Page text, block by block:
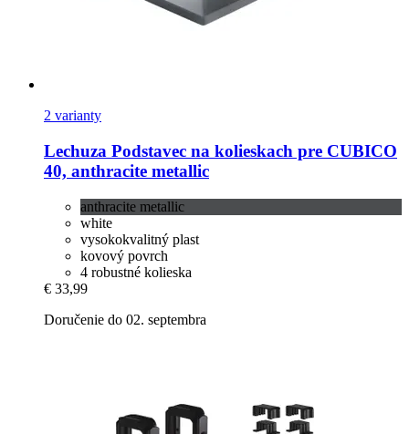
2 varianty
Lechuza Podstavec na kolieskach pre CUBICO
40, anthracite metallic
anthracite metallic
white
vysokokvalitný plast
kovový povrch
4 robustné kolieska
€ 33,99
Doručenie do 02. septembra